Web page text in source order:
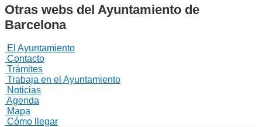
Otras webs del Ayuntamiento de
Barcelona
El Ayuntamiento
Contacto
Trámites
Trabaja en el Ayuntamiento
Noticias
Agenda
Mapa
Cómo llegar